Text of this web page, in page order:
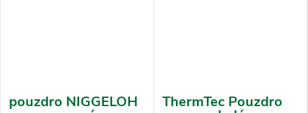
pouzdro NIGGELOH ThermTec Pouzdro